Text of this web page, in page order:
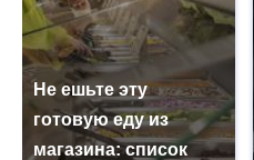
Не ешьте эту
готовую еду из
магазина: список